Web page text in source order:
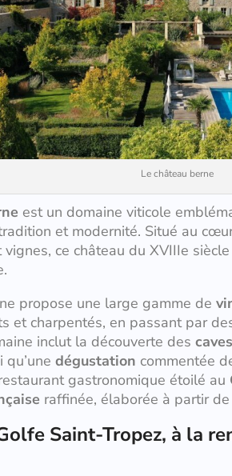
Le château berne
est un domaine viticole
et modernité. Situé au
ce château du XVIIIe
propose une large gamme de
et charpentés, en passant par
inclut la découverte des caves
dégustation commentée
gastronomique étoilé au
raffinée, élaborée à partir de
Saint-Tropez, à la